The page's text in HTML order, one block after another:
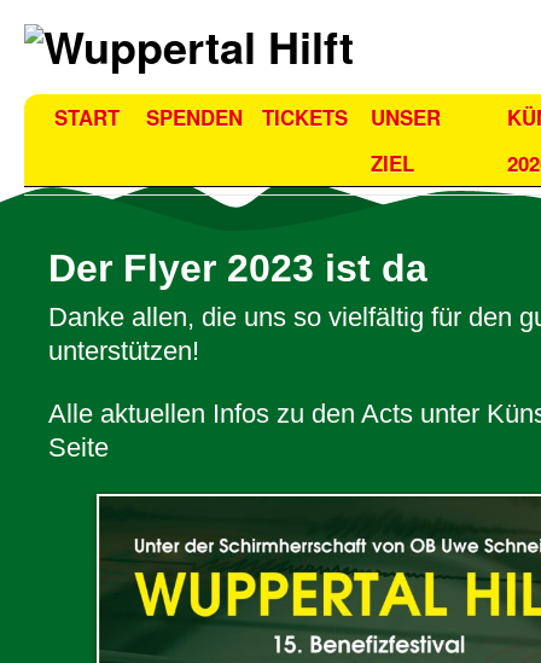
START SPENDEN TICKETS
UNSER
ZIEL
Der Flyer 2023 ist da
Danke allen, die uns so vielfältig für den
unterstützen!
Alle aktuellen Infos zu den Acts unter
Seite